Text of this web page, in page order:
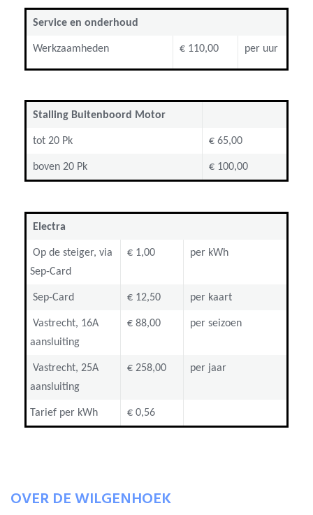
Service en onderhoud
Werkzaamheden € 110,00 per uur
Stalling Buitenboord Motor
tot 20 Pk € 65,00
boven 20 Pk € 100,00
Electra
Op de steiger, via
Sep-Card
€ 1,00 per kWh
Sep-Card € 12,50 per kaart
Vastrecht, 16A
aansluiting
€ 88,00 per seizoen
Vastrecht, 25A
aansluiting
€ 258,00 per jaar
Tarief per kWh € 0,56
OVER DE WILGENHOEK